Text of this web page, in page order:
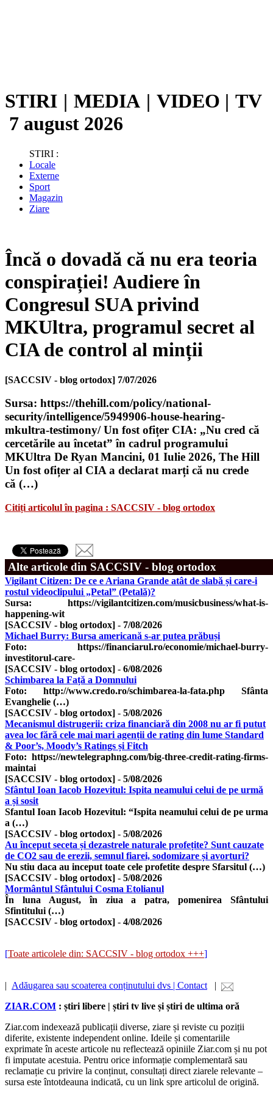
STIRI | MEDIA | VIDEO | TV
7 august 2026
STIRI :
Locale
Externe
Sport
Magazin
Ziare
Încă o dovadă că nu era teoria
conspirației! Audiere în
Congresul SUA privind
MKUltra, programul secret al
CIA de control al minții
[SACCSIV - blog ortodox] 7/07/2026
Sursa: https://thehill.com/policy/national-
security/intelligence/5949906-house-hearing-
mkultra-testimony/ Un fost ofițer CIA: „Nu cred că
cercetările au încetat” în cadrul programului
MKUltra De Ryan Mancini, 01 Iulie 2026, The Hill
Un fost ofițer al CIA a declarat marți că nu crede
că (…)
Citiți articolul în pagina : SACCSIV - blog ortodox
Alte articole din SACCSIV - blog ortodox
Vigilant Citizen: De ce e Ariana Grande atât de slabă și care-i
rostul videoclipului „Petal” (Petală)?
Sursa: https://vigilantcitizen.com/musicbusiness/what-is-
happening-wit
[SACCSIV - blog ortodox] - 7/08/2026
Michael Burry: Bursa americană s-ar putea prăbuși
Foto: https://financiarul.ro/economie/michael-burry-
investitorul-care-
[SACCSIV - blog ortodox] - 6/08/2026
Schimbarea la Față a Domnului
Foto: http://www.credo.ro/schimbarea-la-fata.php Sfânta
Evanghelie (…)
[SACCSIV - blog ortodox] - 5/08/2026
Mecanismul distrugerii: criza financiară din 2008 nu ar fi putut
avea loc fără cele mai mari agenții de rating din lume Standard
& Poor’s, Moody’s Ratings și Fitch
Foto: https://newtelegraphng.com/big-three-credit-rating-firms-
maintai
[SACCSIV - blog ortodox] - 5/08/2026
Sfântul Ioan Iacob Hozevitul: Ispita neamului celui de pe urmă
a și sosit
Sfantul Ioan Iacob Hozevitul: “Ispita neamului celui de pe urma
a (…)
[SACCSIV - blog ortodox] - 5/08/2026
Au început seceta și dezastrele naturale profețite? Sunt cauzate
de CO2 sau de erezii, semnul fiarei, sodomizare și avorturi?
Nu stiu daca au inceput toate cele profetite despre Sfarsitul (…)
[SACCSIV - blog ortodox] - 5/08/2026
Mormântul Sfântului Cosma Etolianul
În luna August, în ziua a patra, pomenirea Sfântului
Sfintitului (…)
[SACCSIV - blog ortodox] - 4/08/2026
[Toate articolele din: SACCSIV - blog ortodox +++]
| Adăugarea sau scoaterea conținutului dvs | Contact |
ZIAR.COM : știri libere | știri tv live și știri de ultima oră
Ziar.com indexează publicații diverse, ziare și reviste cu poziții
diferite, existente independent online. Ideile și comentariile
exprimate în aceste articole nu reflectează opiniile Ziar.com și nu pot
fi imputate acestuia. Pentru orice informație complementară sau
reclamație cu privire la conținut, consultați direct ziarele relevante –
sursa este întotdeauna indicată, cu un link spre articolul de origină.